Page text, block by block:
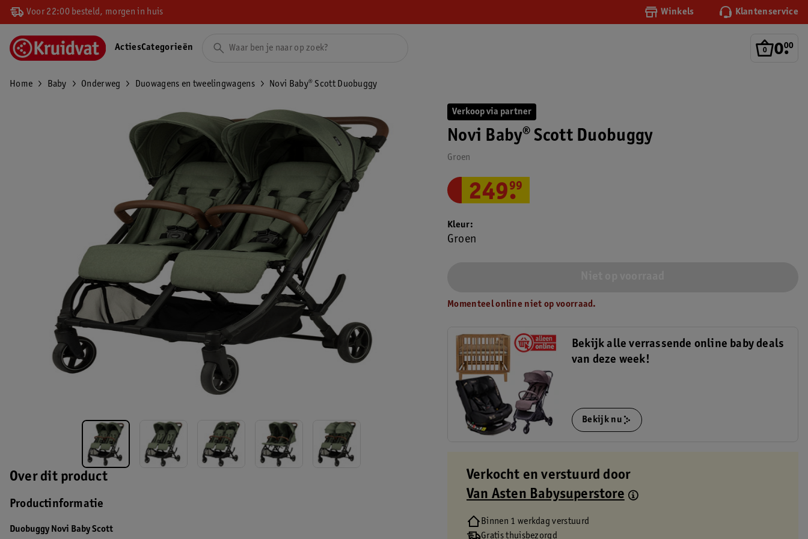
Voor 22:00 besteld, morgen in huis Winkels Klantenservice
0.
00
ActiesCategorieën
Home Baby Onderweg Duowagens en tweelingwagens Novi Baby® Scott Duobuggy
Over dit product
Productinformatie
Duobuggy Novi Baby Scott
Verkoop via partner
Novi Baby® Scott Duobuggy
Groen
249.
99
Kleur
Groen
Momenteel online niet op voorraad.
Bekijk alle verrassende online baby deals
van deze week!
Bekijk nu
Verkocht en verstuurd door
Van Asten Babysuperstore
Binnen 1 werkdag verstuurd
Gratis thuisbezorgd